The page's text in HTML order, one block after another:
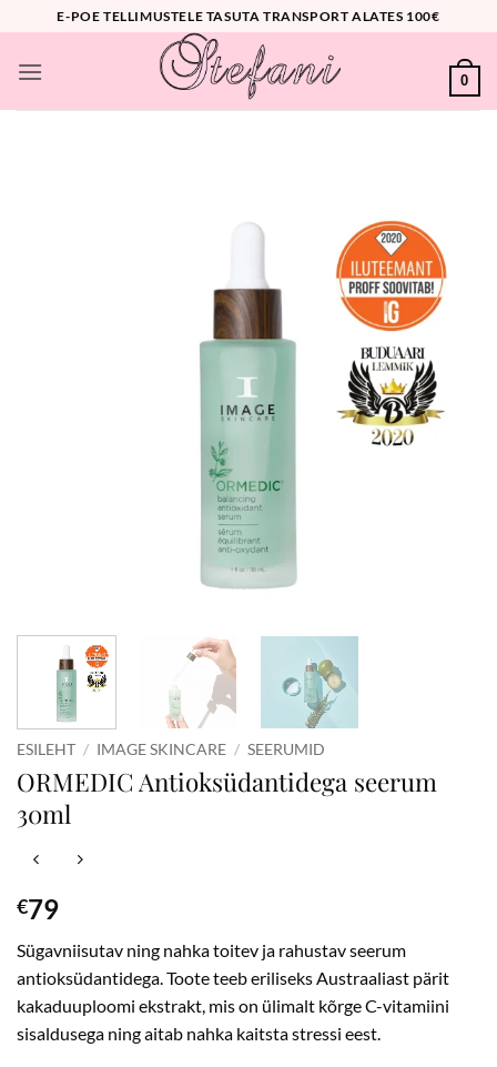
content
E-POE TELLIMUSTELE TASUTA TRANSPORT ALATES 100€
0
ESILEHT / IMAGE SKINCARE / SEERUMID
ORMEDIC Antioksüdantidega seerum
30ml
€79
Sügavniisutav ning nahka toitev ja rahustav seerum
antioksüdantidega. Toote teeb eriliseks Austraaliast pärit
kakaduuploomi ekstrakt, mis on ülimalt kõrge C-vitamiini
sisaldusega ning aitab nahka kaitsta stressi eest.